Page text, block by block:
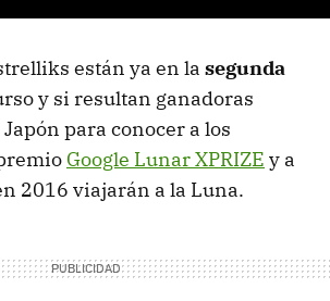
están ya en la segunda
y si resultan ganadoras
para conocer a los
Google Lunar XPRIZE y a
2016 viajarán a la Luna.